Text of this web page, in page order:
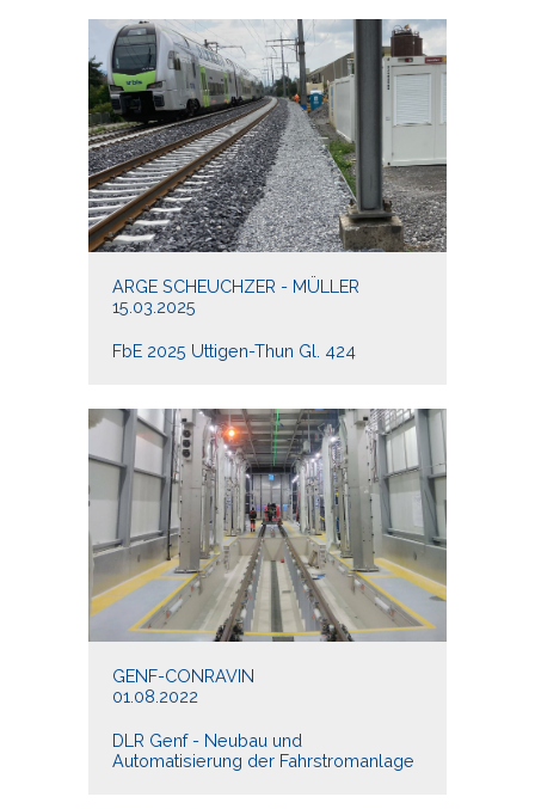
ARGE SCHEUCHZER - MÜLLER
15.03.2025
FbE 2025 Uttigen-Thun Gl. 424
GENF-CONRAVIN
01.08.2022
DLR Genf - Neubau und
Automatisierung der Fahrstromanlage